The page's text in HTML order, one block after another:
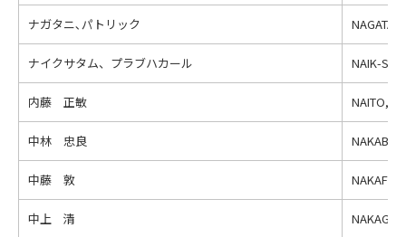
ナガタニ､パトリック
ナイクサタム、プラブハカール NAIK-
内藤 正敏 NAITO,
中林 忠良
中藤 敦
中上 清